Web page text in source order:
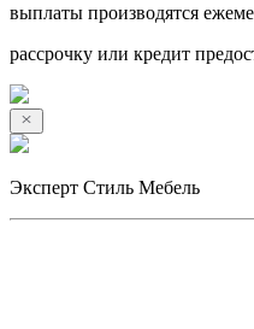
выплаты производятся
рассрочку или кредит
Эксперт Стиль Мебель